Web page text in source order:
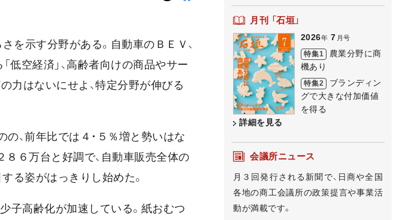
を示す分野がある。自動車のＢＥＶ、
低空経済」、高齢者向けの商品やサー
力はないにせよ、特定分野が伸びる
、前年比では４・５％増と勢いはな
８６万台と好調で、自動車販売全体の
る姿がはっきりし始めた。
子高齢化が加速している。紙おむつ
月刊 「石垣」
2026年 7 月号
特集1
農業分野に商
機あり
特集2
ブランディン
グで大きな付加価値
を得る
詳細を見る
会議所ニュース
月３回発行される新聞で、日商や全国
各地の商工会議所の政策提言や事業活
動が満載です。